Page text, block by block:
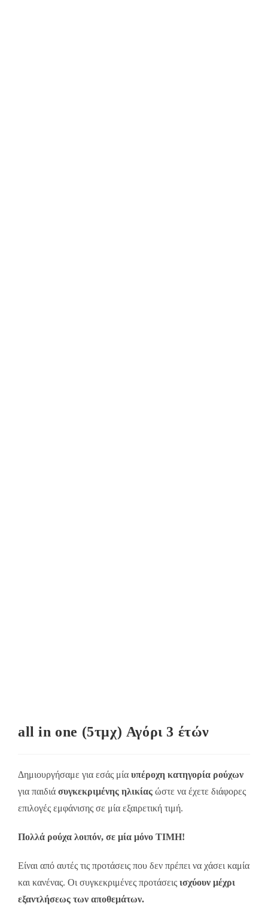
all in one (5τμχ) Αγόρι 3 έτών
Δημιουργήσαμε για εσάς μία υπέροχη κατηγορία ρούχων
για παιδιά συγκεκριμένης ηλικίας ώστε να έχετε διάφορες
επιλογές εμφάνισης σε μία εξαιρετική τιμή.
Πολλά ρούχα λοιπόν, σε μία μόνο ΤΙΜΗ!
Είναι από αυτές τις προτάσεις που δεν πρέπει να χάσει καμία
και κανένας. Οι συγκεκριμένες προτάσεις ισχύουν μέχρι
εξαντλήσεως των αποθεμάτων.